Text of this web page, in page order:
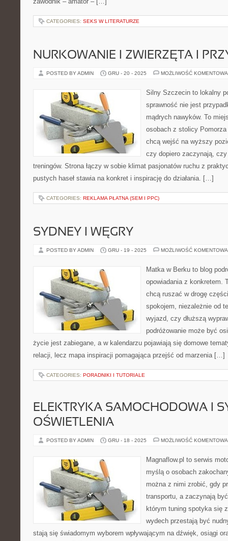
CATEGORIES: SEKS W LITERATURZE
NURKOWANIE I ZWIERZĘTA I
POSTED BY ADMIN GRU - 20 - 2025 MOŻLIWOŚĆ
Silny Szczecin to lokalny
sprawność nie jest
mądrych nawyków. To
osobach z stolicy
chcą wejść na wyższy
czy dopiero zaczynają,
treningów. Strona łączy w sobie klimat pasjonatów ruchu z
pustych haseł stawia na konkret i inspirację do działania. […]
CATEGORIES: REKLAMA PŁATNA (SEM I PPC)
SYDNEY I WĘGRY
POSTED BY ADMIN GRU - 19 - 2025 MOŻLIWOŚĆ
Matka w Berku to blog
opowiadania z konkretem.
chcą ruszać w drogę
spokojem, niezależnie od
wyjazd, czy dłuższą
podróżowanie może być
życie jest zabiegane, a w kalendarzu pojawiają się domowe
relacji, lecz mapa inspiracji pomagająca przejść od marzenia […]
CATEGORIES: PORADNIKI I TUTORIALE
ELEKTRYKA SAMOCHODOWA I
OŚWIETLENIA
POSTED BY ADMIN GRU - 18 - 2025 MOŻLIWOŚĆ
Magnaflow.pl to serwis
myślą o osobach
można z nimi zrobić, gdy
transportu, a zaczynają
którym tuning spotyka się
wydech przestają być
stają się świadomym wyborem wpływającym na dźwięk, osiągi